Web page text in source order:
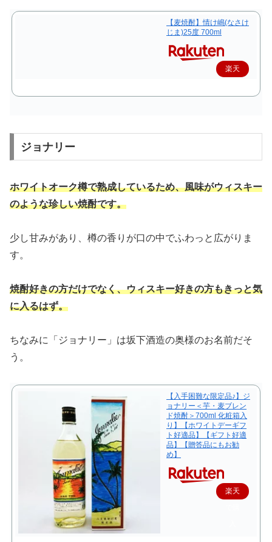
【麦焼酎】情け嶋(なさけ
じま)25度 700ml
楽天
ジョナリー
ホワイトオーク樽で熟成しているため、風味がウィスキー
のような珍しい焼酎です。
少し甘みがあり、樽の香りが口の中でふわっと広がりま
す。
焼酎好きの方だけでなく、ウィスキー好きの方もきっと気
に入るはず。
ちなみに「ジョナリー」は坂下酒造の奥様のお名前だそ
う。
【入手困難な限定品♪】ジ
ョナリー＜芋・麦ブレン
ド焼酎＞700ml 化粧箱入
り】【ホワイトデーギフ
ト好適品】【ギフト好適
品】【贈答品にもお勧
め】
楽天